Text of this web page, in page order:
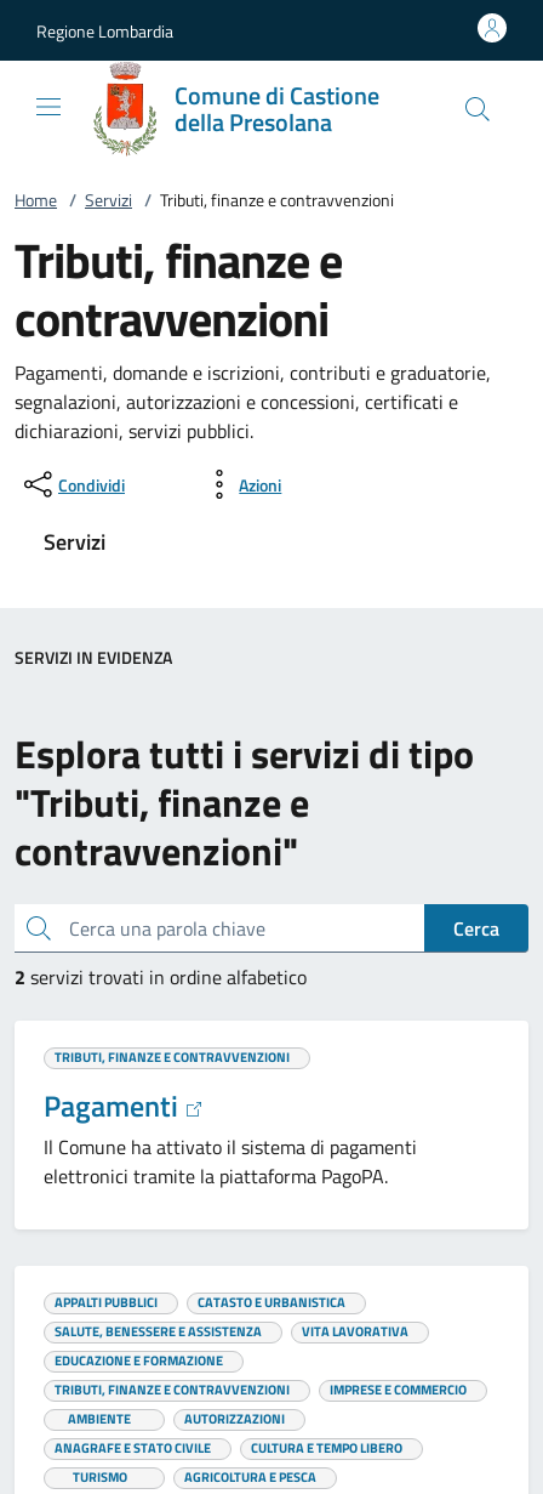
Regione Lombardia
Comune di Castione
della Presolana
Home / Servizi / Tributi, finanze e contravvenzioni
Tributi, finanze e
contravvenzioni
Pagamenti, domande e iscrizioni, contributi e graduatorie,
segnalazioni, autorizzazioni e concessioni, certificati e
dichiarazioni, servizi pubblici.
Condividi Azioni
Servizi
Esplora tutti i servizi di tipo
"Tributi, finanze e
contravvenzioni"
Cerca una parola chiave
Cerca
2 servizi trovati in ordine alfabetico
TRIBUTI, FINANZE E CONTRAVVENZIONI
Pagamenti
Il Comune ha attivato il sistema di pagamenti
elettronici tramite la piattaforma PagoPA.
APPALTI PUBBLICI
CATASTO E URBANISTICA
SALUTE, BENESSERE E ASSISTENZA
VITA LAVORATIVA
EDUCAZIONE E FORMAZIONE
TRIBUTI, FINANZE E CONTRAVVENZIONI
IMPRESE E COMMERCIO
AMBIENTE
AUTORIZZAZIONI
ANAGRAFE E STATO CIVILE
CULTURA E TEMPO LIBERO
TURISMO
AGRICOLTURA E PESCA
SERVIZI IN EVIDENZA